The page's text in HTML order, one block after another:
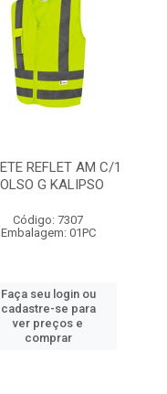
REFLET AM C/1
G KALIPSO
Código: 7307
Embalagem: 01PC
Faça seu login ou
cadastre-se para
ver preços e
comprar